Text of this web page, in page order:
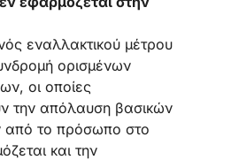
εναλλακτικού μέτρου
ορισμένων
οι οποίες
την απόλαυση βασικών
από το πρόσωπο στο
και την